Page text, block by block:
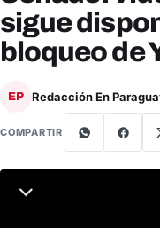
sigue
bloqueo de
EP Redacción En
COMPARTIR